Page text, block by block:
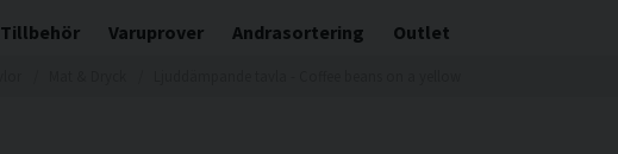
Tillbehör Varuprover Andrasortering Outlet